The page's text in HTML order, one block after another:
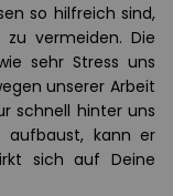
so hilfreich sind,
vermeiden. Die
sehr Stress uns
unserer Arbeit
schnell hinter uns
aufbaust, kann er
sich auf Deine